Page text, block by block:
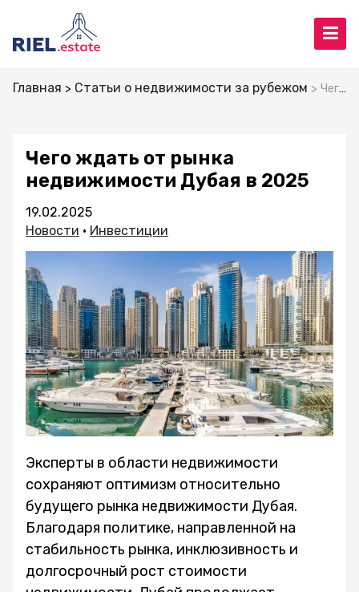
Главная Статьи о недвижимости за рубежом Чего ждать от рынка недвижимости Дубая в 2025
Чего ждать от рынка
недвижимости Дубая в 2025
19.02.2025
Новости • Инвестиции
Эксперты в области недвижимости
сохраняют оптимизм относительно
будущего рынка недвижимости Дубая.
Благодаря политике, направленной на
стабильность рынка, инклюзивность и
долгосрочный рост стоимости